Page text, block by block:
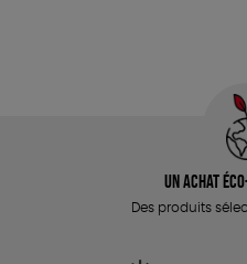
Un achat
Des produits